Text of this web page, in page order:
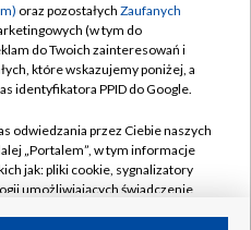
zgody
oraz pozostałych Zaufanych
(w tym do
do Twoich zainteresowań i
które wskazujemy poniżej, a
identyfikatora PPID do Google.
odwiedzania przez Ciebie naszych
„Portalem”, w tym informacje
jak: pliki cookie, sygnalizatory
umożliwiających świadczenie